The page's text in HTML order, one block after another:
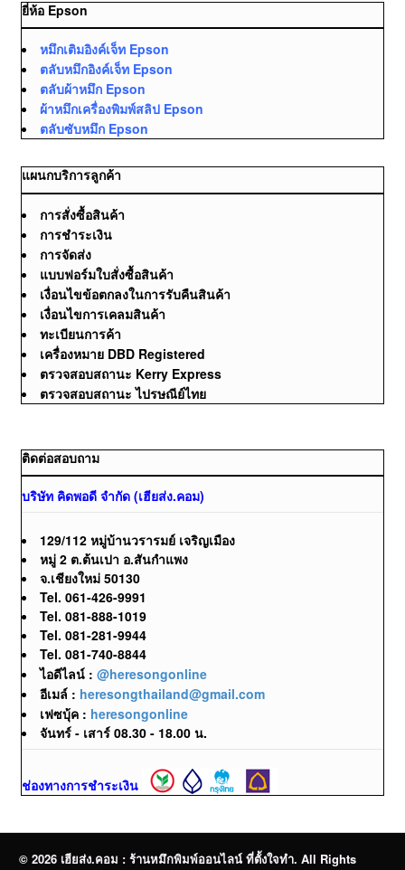
ยี่ห้อ Epson
หมึกเติมอิงค์เจ็ท Epson
ตลับหมึกอิงค์เจ็ท Epson
ตลับผ้าหมึก Epson
ผ้าหมึกเครื่องพิมพ์สลิป Epson
ตลับซับหมึก Epson
แผนกบริการลูกค้า
การสั่งซื้อสินค้า
การชำระเงิน
การจัดส่ง
แบบฟอร์มใบสั่งซื้อสินค้า
เงื่อนไขข้อตกลงในการรับคืนสินค้า
เงื่อนไขการเคลมสินค้า
ทะเบียนการค้า
เครื่องหมาย DBD Registered
ตรวจสอบสถานะ Kerry Express
ตรวจสอบสถานะ ไปรษณีย์ไทย
ติดต่อสอบถาม
บริษัท คิดพอดี จำกัด (เฮียส่ง.คอม)
129/112 หมู่บ้านวรารมย์ เจริญเมือง
หมู่ 2 ต.ต้นเปา อ.สันกำแพง
จ.เชียงใหม่ 50130
Tel. 061-426-9991
Tel. 081-888-1019
Tel. 081-281-9944
Tel. 081-740-8844
ไอดีไลน์ : @heresongonline
อีเมล์ : heresongthailand@gmail.com
เฟซบุ้ค : heresongonline
จันทร์ - เสาร์ 08.30 - 18.00 น.
ช่องทางการชำระเงิน
© 2026 เฮียส่ง.คอม : ร้านหมึกพิมพ์ออนไลน์ ที่ตั้งใจทำ. All Rights